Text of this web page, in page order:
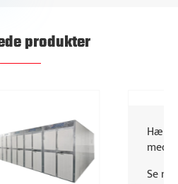
produkter